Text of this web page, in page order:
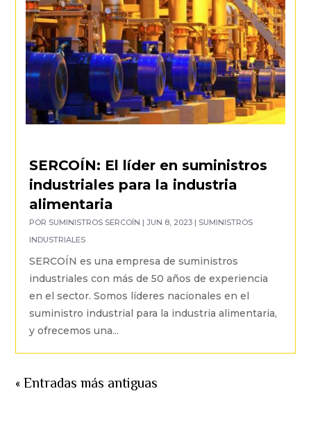
SERCOÍN: El líder en suministros
industriales para la industria
alimentaria
POR SUMINISTROS SERCOÍN |JUN 8, 2023 | SUMINISTROS
INDUSTRIALES
SERCOÍN es una empresa de suministros
industriales con más de 50 años de experiencia
en el sector. Somos líderes nacionales en el
suministro industrial para la industria alimentaria,
y ofrecemos una...
« Entradas más antiguas